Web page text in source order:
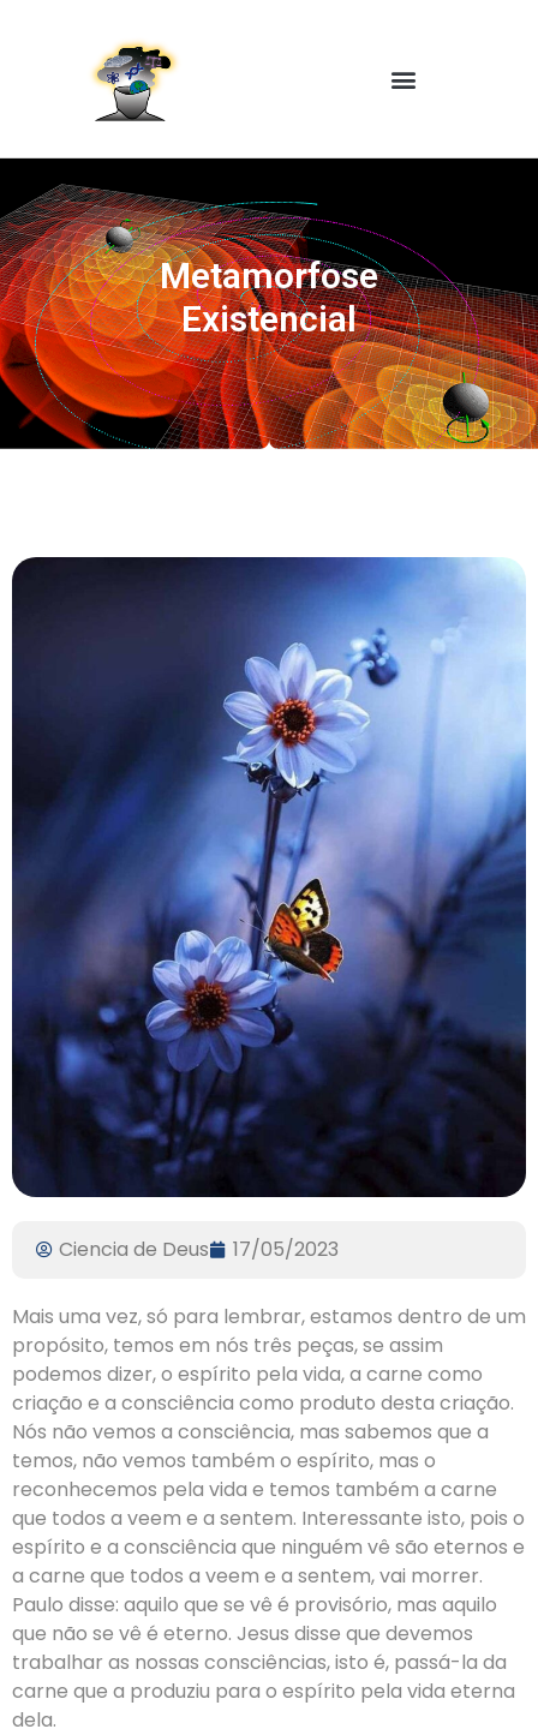
Metamorfose
Existencial
Ciencia de Deus 17/05/2023
Mais uma vez, só para lembrar, estamos dentro de um
propósito, temos em nós três peças, se assim
podemos dizer, o espírito pela vida, a carne como
criação e a consciência como produto desta criação.
Nós não vemos a consciência, mas sabemos que a
temos, não vemos também o espírito, mas o
reconhecemos pela vida e temos também a carne
que todos a veem e a sentem. Interessante isto, pois o
espírito e a consciência que ninguém vê são eternos e
a carne que todos a veem e a sentem, vai morrer.
Paulo disse: aquilo que se vê é provisório, mas aquilo
que não se vê é eterno. Jesus disse que devemos
trabalhar as nossas consciências, isto é, passá-la da
carne que a produziu para o espírito pela vida eterna
dela.